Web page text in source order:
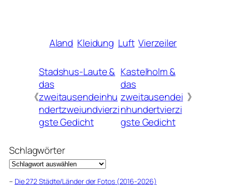
Aland Kleidung Luft Vierzeiler
《
Stadshus-Laute &
das
zweitausendeinhu
ndertzweiundvierzi
gste Gedicht
Kastelholm &
das
zweitausendei
nhundertvierzi
gste Gedicht
》
Schlagwörter
– Die 272 Städte/Länder der Fotos (2016-2026)